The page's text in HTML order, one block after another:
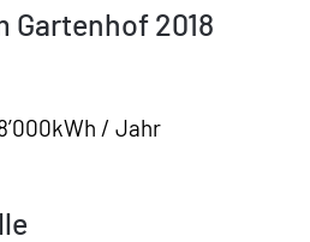
Gartenhof 2018
/ Jahr